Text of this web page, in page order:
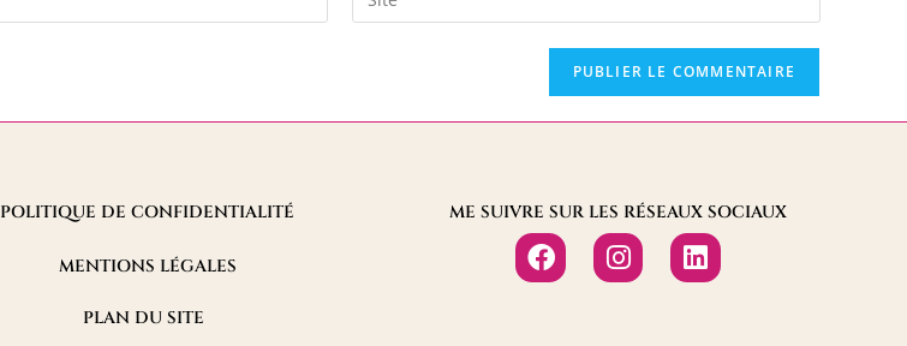
POLITIQUE DE CONFIDENTIALITÉ
MENTIONS LÉGALES
PLAN DU SITE
ME SUIVRE SUR LES RÉSEAUX SOCIAUX